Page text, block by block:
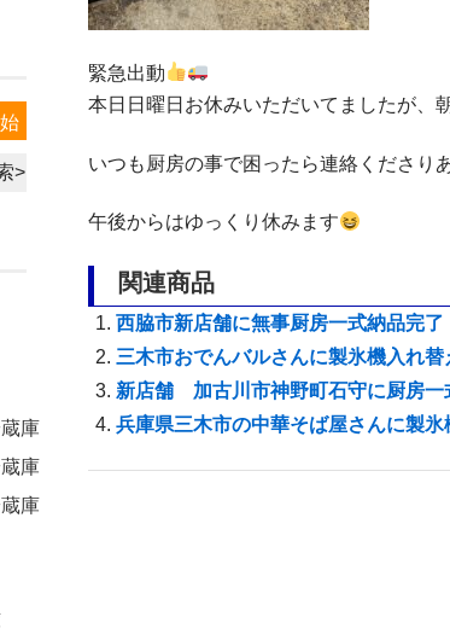
緊急出動
本日日曜日お休みいただいてましたが、
いつも厨房の事で困ったら連絡くださり
午後からはゆっくり休みます
関連商品
西脇市新店舗に無事厨房一式納品完了
三木市おでんバルさんに製氷機入れ替
新店舗 加古川市神野町石守に厨房一
兵庫県三木市の中華そば屋さんに製
>
庫
庫
庫